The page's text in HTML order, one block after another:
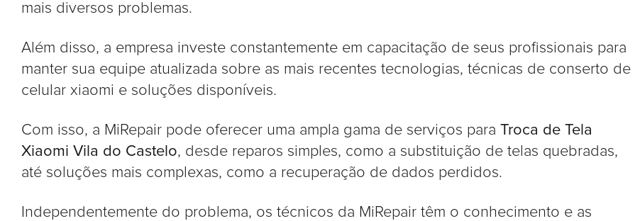
mais diversos problemas.
Além disso, a empresa investe constantemente em capacitação de seus profissionais para
manter sua equipe atualizada sobre as mais recentes tecnologias, técnicas de conserto de
celular xiaomi e soluções disponíveis.
Com isso, a MiRepair pode oferecer uma ampla gama de serviços para Troca de Tela
Xiaomi Vila do Castelo, desde reparos simples, como a substituição de telas quebradas,
até soluções mais complexas, como a recuperação de dados perdidos.
Independentemente do problema, os técnicos da MiRepair têm o conhecimento e as